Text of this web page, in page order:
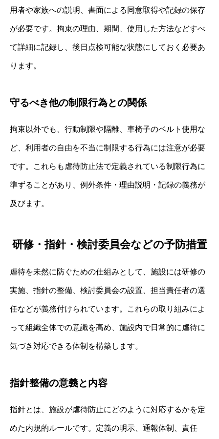
用者や家族への説明、書面による同意取得や記録の保存
が必要です。拘束の理由、期間、使用した方法などすべ
て詳細に記録し、後日点検可能な状態にしておく必要あ
ります。
守るべき他の制限行為との関係
拘束以外でも、行動制限や隔離、車椅子のベルト使用な
ど、利用者の自由を不当に制限する行為には注意が必要
です。これらも虐待防止法で定義されている制限行為に
準ずることがあり、例外条件・理由説明・記録の義務が
及びます。
研修・指針・検討委員会などの予防措置
虐待を未然に防ぐための仕組みとして、施設には研修の
実施、指針の整備、検討委員会の設置、担当責任者の選
任などが義務付けられています。これらの取り組みによ
って組織全体での意識を高め、施設内で日常的に虐待に
気づき対応できる体制を構築します。
指針整備の意義と内容
指針とは、施設が虐待防止にどのように対応するかを定
めた内規的ルールです。定義の明示、通報体制、責任